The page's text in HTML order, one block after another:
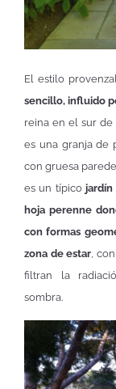
El estilo
sencillo, influido
reina en el sur de
es una granja de
con gruesa
es un típicojardín
hoja perenne
con formas
zona de estar,
filtran la
sombra.